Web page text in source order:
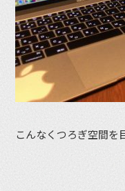
こんなくつろぎ空間を